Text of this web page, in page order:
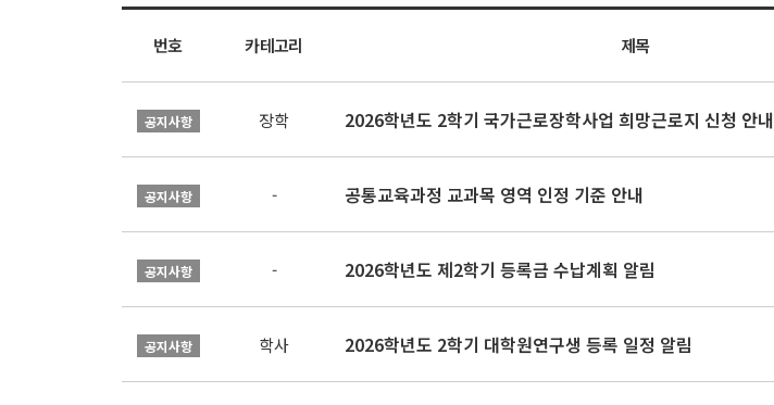
번호 카테고리 제목
공지사항 장학 2026학년도 2학기 국가근로장학사업 희망근로지 신청 안내
공지사항 - 공통교육과정 교과목 영역 인정 기준 안내
공지사항 - 2026학년도 제2학기 등록금 수납계획 알림
공지사항 학사 2026학년도 2학기 대학원연구생 등록 일정 알림